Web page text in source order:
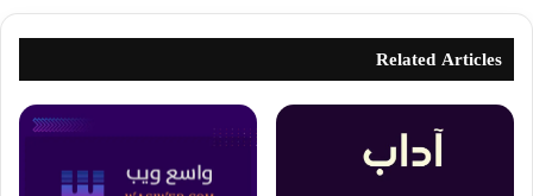
Related Articles